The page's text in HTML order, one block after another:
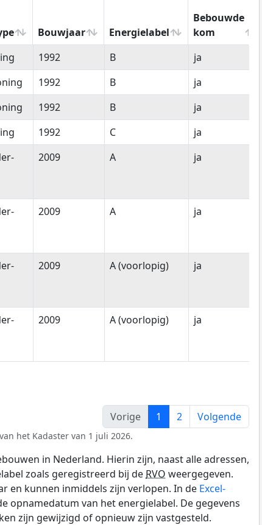
Bouwjaar Energielabel
Bebouwde
kom
Bouwjaar Energielabel
Bebouwde
kom
1992 B
ja
1992 B
ja
1992 B
ja
1992 C
ja
2009 A ja
2009 A ja
2009 A (voorlopig) ja
2009 A (voorlopig) ja
Vorige
1 2 Volgende
het Kadaster van 1 juli 2026.
in Nederland. Hierin zijn, naast alle adressen,
zoals geregistreerd bij de RVO weergegeven.
en kunnen inmiddels zijn verlopen. In de Excel-
opnamedatum van het energielabel. De gegevens
zijn gewijzigd of opnieuw zijn vastgesteld.